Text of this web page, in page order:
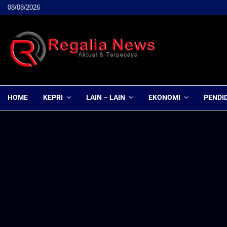
08/08/2026
HOME KEPRI LAIN – LAIN EKONOMI